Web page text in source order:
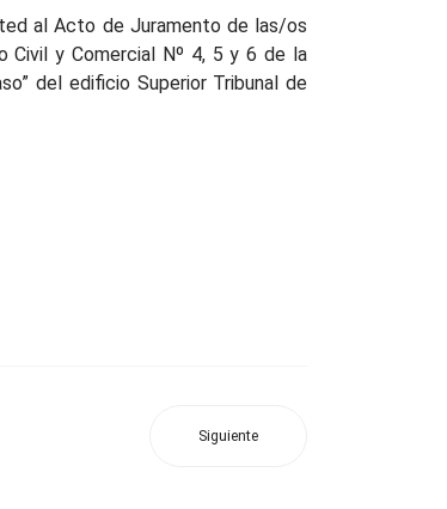
al Acto de Juramento de las/os
Civil y Comercial Nº 4, 5 y 6 de la
del edificio Superior Tribunal de
Siguiente